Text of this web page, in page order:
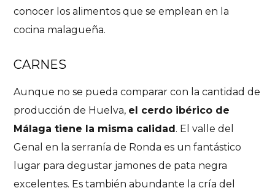
conocer los alimentos que se emplean en la
cocina malagueña.
CARNES
Aunque no se pueda comparar con la cantidad de
producción de Huelva, el cerdo ibérico de
Málaga tiene la misma calidad . El valle del
Genal en la serranía de Ronda es un fantástico
lugar para degustar jamones de pata negra
excelentes. Es también abundante la cría del